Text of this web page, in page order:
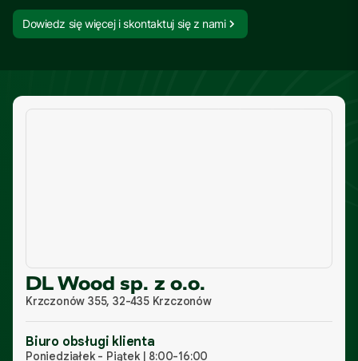
Dowiedz się więcej i skontaktuj się z nami
DL Wood sp. z o.o.
Krzczonów 355, 32-435 Krzczonów
Biuro obsługi klienta
Poniedziałek - Piątek | 8:00-16:00